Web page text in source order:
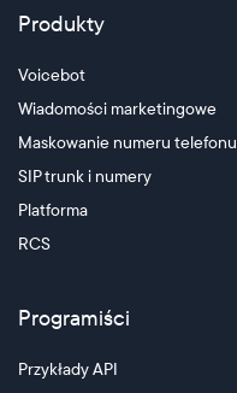
Produkty
Voicebot
Wiadomości marketingowe
Maskowanie numeru telefonu
SIP trunk i numery
Platforma
RCS
Programiści
Przykłady API